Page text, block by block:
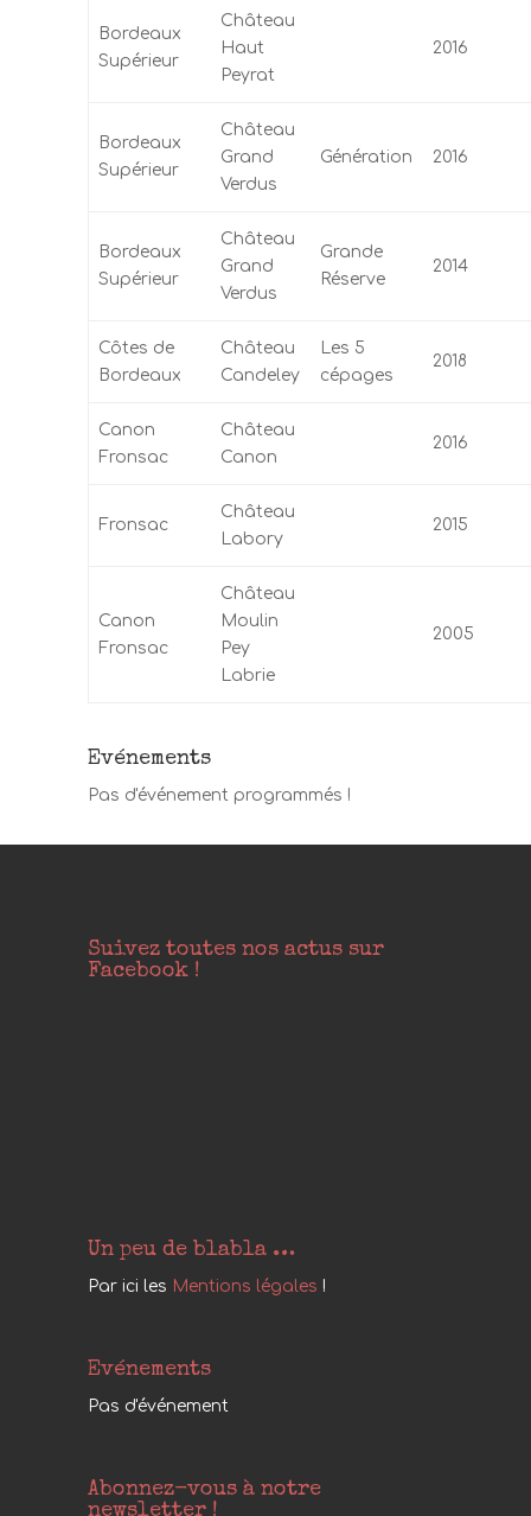
Bordeaux
Supérieur
Château
Haut
Peyrat
2016
Bordeaux
Supérieur
Château
Grand
Verdus
Génération 2016
Bordeaux
Supérieur
Château
Grand
Verdus
Grande
Réserve
2014
Côtes de
Bordeaux
Château
Candeley
Les 5
cépages
2018
Canon
Fronsac
Château
Canon
2016
Fronsac
Château
Labory
2015
Canon
Fronsac
Château
Moulin
Pey
Labrie
2005
Evénements
Pas d'événement programmés !
Suivez toutes nos actus sur
Facebook !
Un peu de blabla …
Par ici les Mentions légales !
Evénements
Pas d'événement
Abonnez-vous à notre
newsletter !